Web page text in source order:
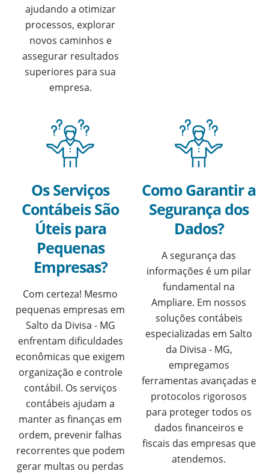
ajudando a otimizar
processos, explorar
novos caminhos e
assegurar resultados
superiores para sua
empresa.
Os Serviços
Contábeis São
Úteis para
Pequenas
Empresas?
Com certeza! Mesmo
pequenas empresas em
Salto da Divisa - MG
enfrentam dificuldades
econômicas que exigem
organização e controle
contábil. Os serviços
contábeis ajudam a
manter as finanças em
ordem, prevenir falhas
recorrentes que podem
gerar multas ou perdas
Como Garantir a
Segurança dos
Dados?
A segurança das
informações é um pilar
fundamental na
Ampliare. Em nossos
soluções contábeis
especializadas em Salto
da Divisa - MG,
empregamos
ferramentas avançadas e
protocolos rigorosos
para proteger todos os
dados financeiros e
fiscais das empresas que
atendemos.